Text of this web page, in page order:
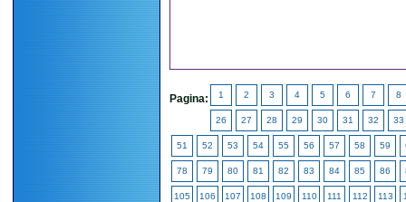
Pagina: 1 2 3 4 5 6 7 8
26 27 28 29 30 31 32 33
51 52 53 54 55 56 57 58 59
78 79 80 81 82 83 84 85 86
105 106 107 108 109 110 111 112 113